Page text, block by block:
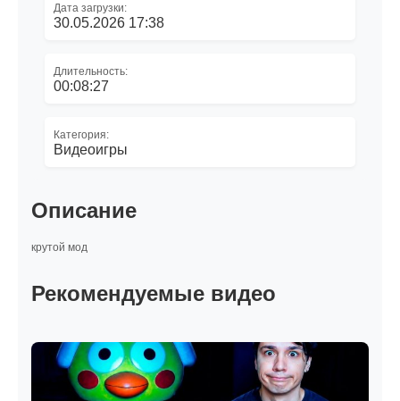
Дата загрузки:
30.05.2026 17:38
Длительность:
00:08:27
Категория:
Видеоигры
Описание
крутой мод
Рекомендуемые видео